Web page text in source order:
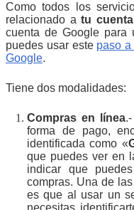
Como todos los
relacionado atu
cuenta de Google para
puedes usar este paso
Google.
Tiene dos modalidades:
Compras en línea
forma de pago,
identificada como «
que puedes ver en
indicar que
compras. Una de
es que al usar un